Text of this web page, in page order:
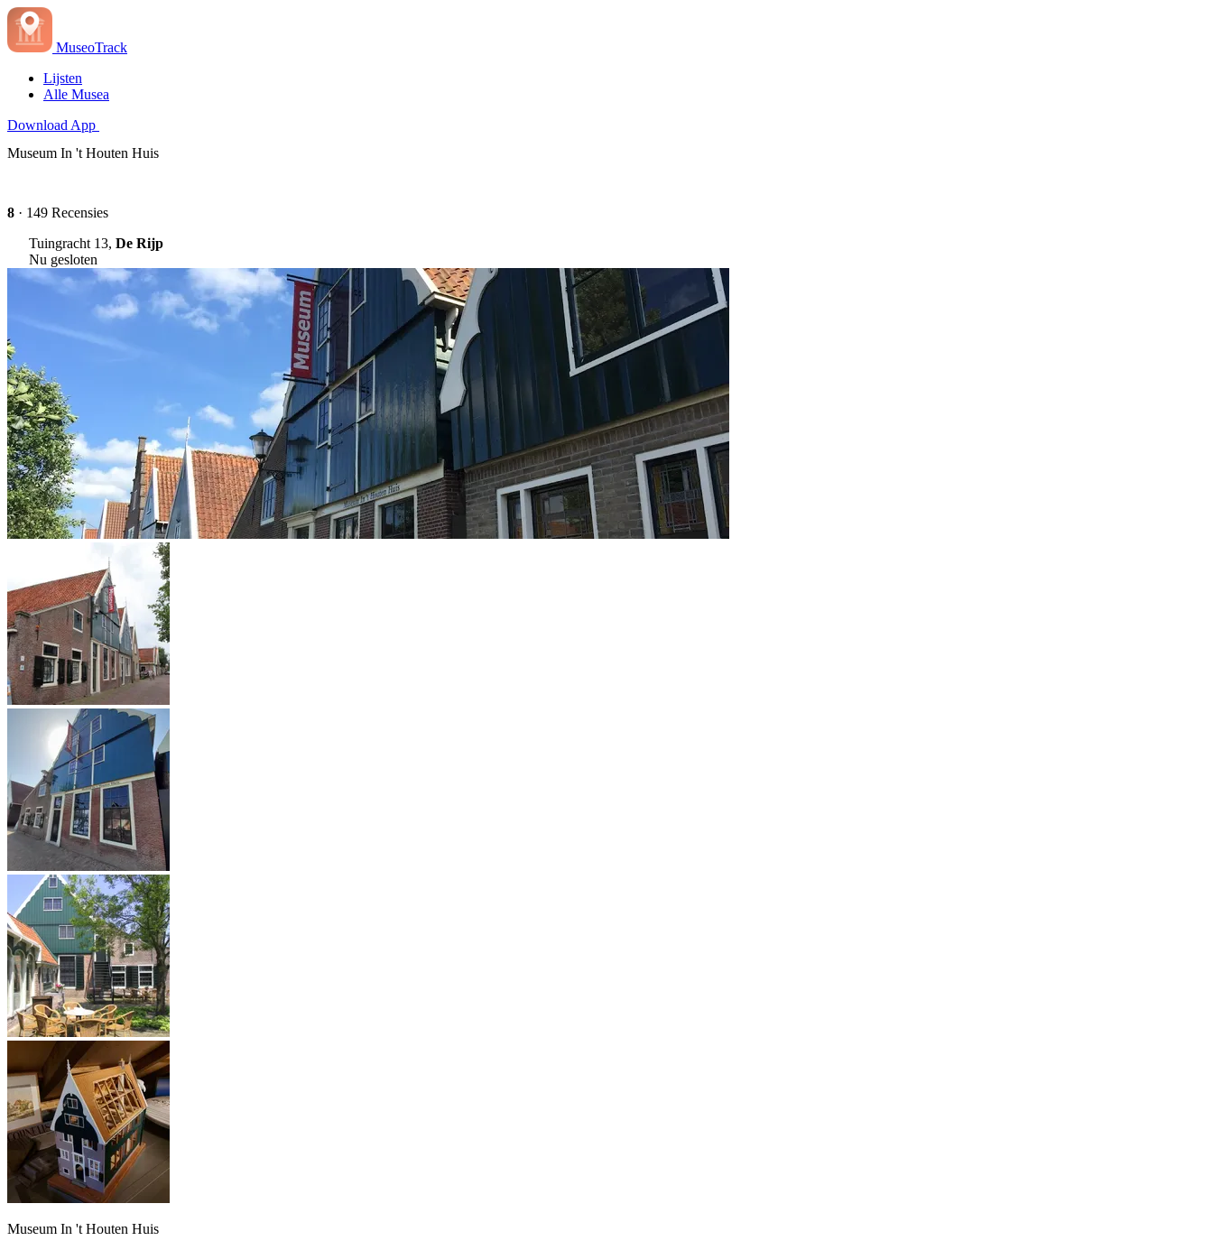
MuseoTrack
Lijsten
Alle Musea
Download App
Museum In 't Houten Huis
8 · 149 Recensies
Tuingracht 13, De Rijp
Nu gesloten
Museum In 't Houten Huis